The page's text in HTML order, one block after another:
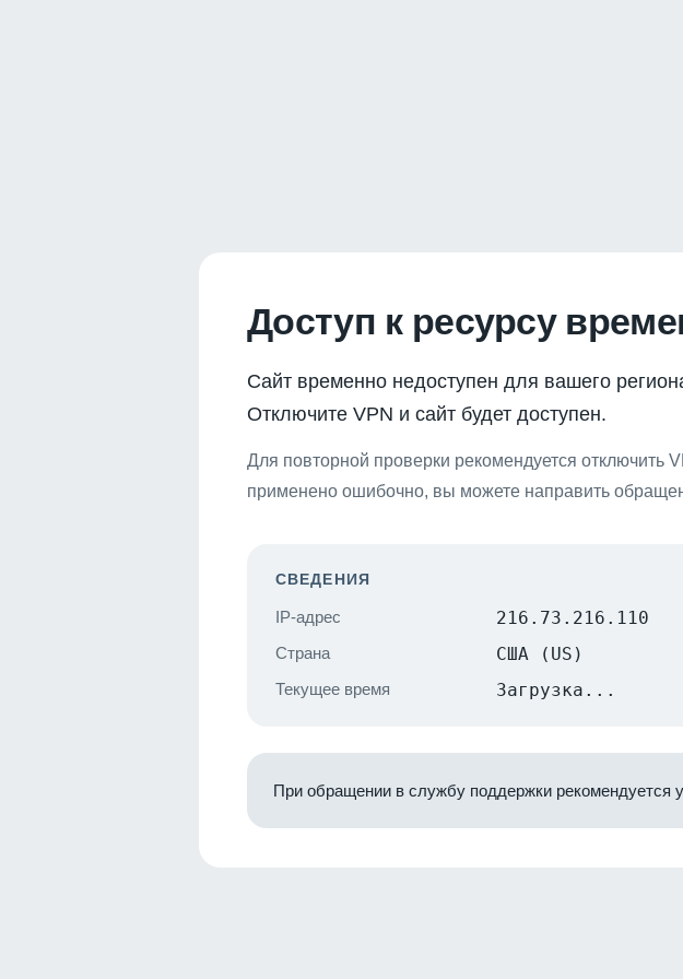
Доступ к ресурсу
Сайт временно недоступен для вашего
Отключите VPN и сайт будет доступен.
Для повторной проверки рекомендуется отключить
применено ошибочно, вы можете направить
СВЕДЕНИЯ
IP-адрес 216.73.216.110
Страна США (US)
Текущее время Загрузка...
При обращении в службу поддержки рекомендуется